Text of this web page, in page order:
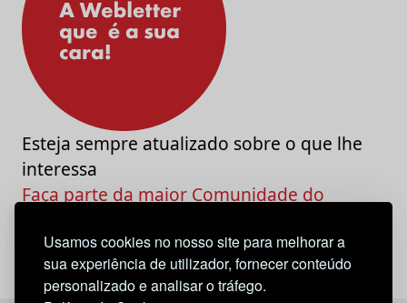
Usamos cookies no nosso site para melhorar a
sua experiência de utilizador, fornecer conteúdo
personalizado e analisar o tráfego.
Esteja sempre atualizado sobre o que lhe
interessa
Faça parte da maior Comunidade do